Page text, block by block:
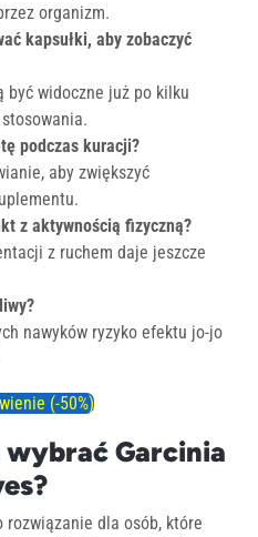
organizm.
kapsułki, aby zobaczyć
być widoczne już po kilku
podczas kuracji?
aby zwiększyć
z aktywnością fizyczną?
z ruchem daje jeszcze
nawyków ryzyko efektu jo-jo
(-50%)
Garcinia
rozwiązanie dla osób, które